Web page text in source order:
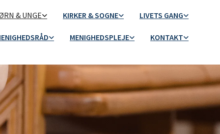
& UNGE KIRKER & SOGNE LIVETS GANG
MENIGHEDSPLEJE KONTAKT